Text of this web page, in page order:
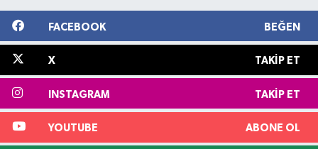
FACEBOOK BEĞEN
X TAKIP ET
INSTAGRAM TAKIP ET
YOUTUBE ABONE OL